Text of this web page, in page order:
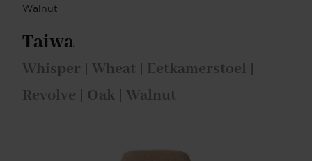
Walnut
Taiwa
Whisper | Wheat | Eetkamerstoel |
Revolve | Oak | Walnut